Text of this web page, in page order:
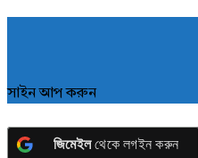
সাইন আপ করুন
জিমেইলথেকে লগইন করুন